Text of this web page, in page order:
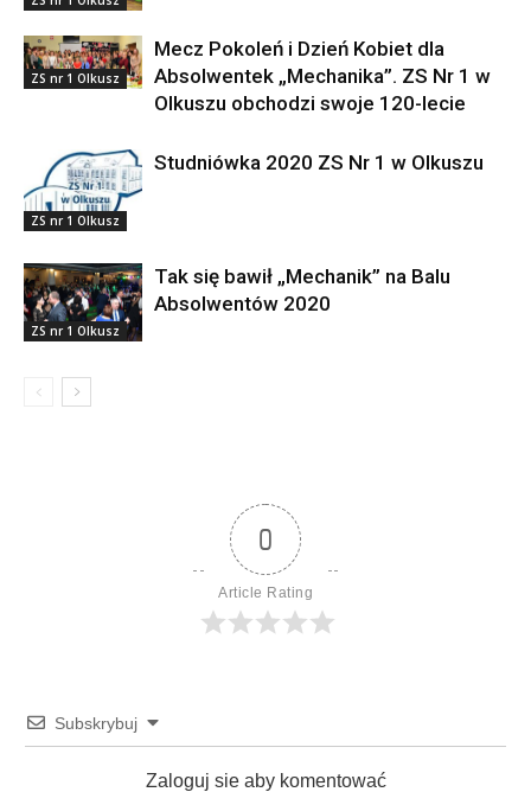
ZS nr 1 Olkusz
Mecz Pokoleń i Dzień Kobiet dla
Absolwentek „Mechanika”. ZS Nr 1 w
Olkuszu obchodzi swoje 120-lecie
ZS nr 1 Olkusz
Studniówka 2020 ZS Nr 1 w Olkuszu
ZS nr 1 Olkusz
Tak się bawił „Mechanik” na Balu
Absolwentów 2020
0
Article Rating
Subskrybuj
Zaloguj sie aby komentować